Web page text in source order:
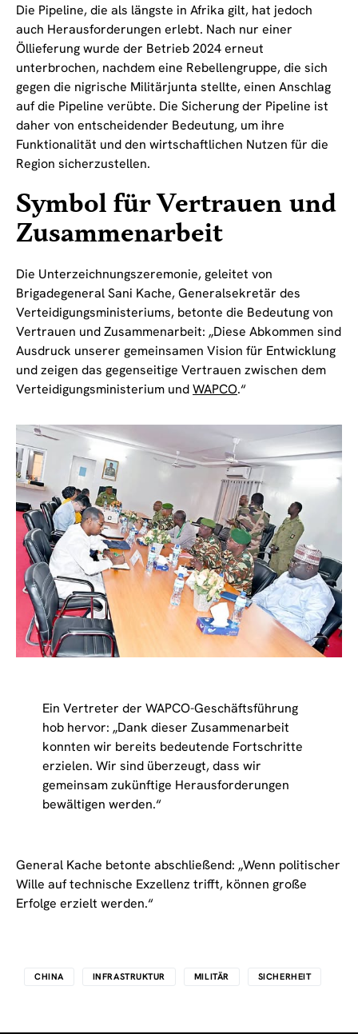
Die Pipeline, die als längste in Afrika gilt, hat jedoch
auch Herausforderungen erlebt. Nach nur einer
Öllieferung wurde der Betrieb 2024 erneut
unterbrochen, nachdem eine Rebellengruppe, die sich
gegen die nigrische Militärjunta stellte, einen Anschlag
auf die Pipeline verübte. Die Sicherung der Pipeline ist
daher von entscheidender Bedeutung, um ihre
Funktionalität und den wirtschaftlichen Nutzen für die
Region sicherzustellen.
Symbol für Vertrauen und
Zusammenarbeit
Die Unterzeichnungszeremonie, geleitet von
Brigadegeneral Sani Kache, Generalsekretär des
Verteidigungsministeriums, betonte die Bedeutung von
Vertrauen und Zusammenarbeit: „Diese Abkommen sind
Ausdruck unserer gemeinsamen Vision für Entwicklung
und zeigen das gegenseitige Vertrauen zwischen dem
Verteidigungsministerium undWAPCO.“
Ein Vertreter der WAPCO-Geschäftsführung
hob hervor: „Dank dieser Zusammenarbeit
konnten wir bereits bedeutende Fortschritte
erzielen. Wir sind überzeugt, dass wir
gemeinsam zukünftige Herausforderungen
bewältigen werden.“
General Kache betonte abschließend: „Wenn politischer
Wille auf technische Exzellenz trifft, können große
Erfolge erzielt werden.“
CHINA INFRASTRUKTUR MILITÄR SICHERHEIT